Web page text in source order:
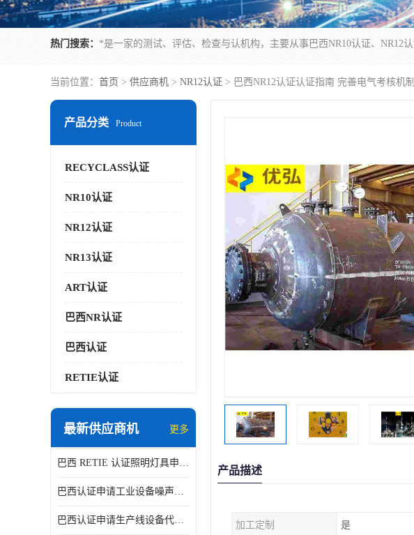
热门搜索：
当前位置： 首页 > 供应商机 > NR12认证 > 巴西NR12认证认证指南 完善电气考核机制
产品分类 Product
RECYCLASS认证
NR10认证
NR12认证
NR13认证
ART认证
巴西NR认证
巴西认证
RETIE认证
最新供应商机 更多
巴西 RETIE 认证照明灯具申请 RETIE 认证
巴西认证申请工业设备噪声控制认证规范
巴西认证申请生产线设备代理机构选择
产品描述
加工定制 是